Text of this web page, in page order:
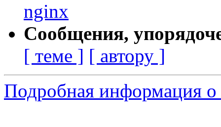
nginx
Сообщения,
[ теме ] [ автору ]
Подробная информация